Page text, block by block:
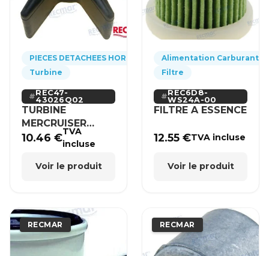
PIECES DETACHEES HORS-BORD
Turbine
REC47-
43026Q02
TURBINE
MERCRUISER
MERCURY BRP
10.46€TVA
incluse
Voir le produit
Alimentation Carburant
Filtre
REC6D8-
WS24A-00
FILTRE A ESSENCE
12.55€TVA incluse
Voir le produit
RECMAR RECMAR